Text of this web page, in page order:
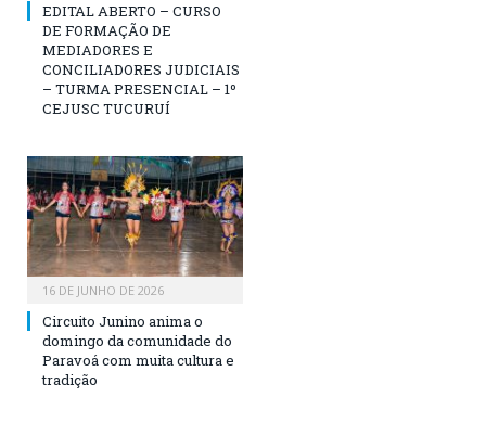
EDITAL ABERTO – CURSO
DE FORMAÇÃO DE
MEDIADORES E
CONCILIADORES JUDICIAIS
– TURMA PRESENCIAL – 1º
CEJUSC TUCURUÍ
16 DE JUNHO DE 2026
Circuito Junino anima o
domingo da comunidade do
Paravoá com muita cultura e
tradição